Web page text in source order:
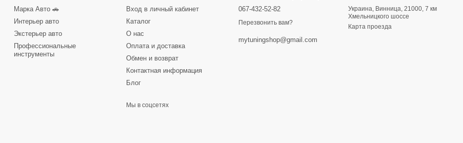
Марка Авто 🚗
Интерьер авто
Экстерьер авто
Профессиональные
инструменты
Вход в личный кабинет
Каталог
О нас
Оплата и доставка
Обмен и возврат
Контактная информация
Блог
Мы в соцсетях
067-432-52-82
Перезвонить вам?
mytuningshop@gmail.com
Украина, Винница, 21000, 7 км
Хмельницкого шоссе
Карта проезда